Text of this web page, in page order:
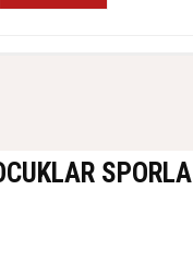
SPORLA